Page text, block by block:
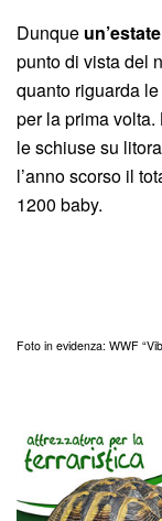
Dunque
punto di vista del
quanto riguarda
per la prima
le schiuse su
l’anno scorso il
1200 baby.
Foto in evidenza: WWF